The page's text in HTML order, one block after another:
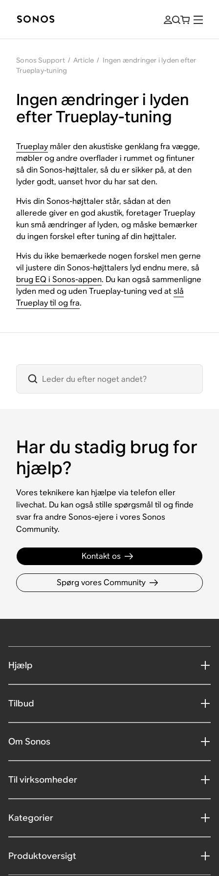
Sonos Support / Article / Ingen ændringer i lyden efter
Trueplay-tuning
Ingen ændringer i lyden
efter Trueplay-tuning
Trueplay måler den akustiske genklang fra vægge,
møbler og andre overflader i rummet og fintuner
så din Sonos-højttaler, så du er sikker på, at den
lyder godt, uanset hvor du har sat den.
Hvis din Sonos-højttaler står, sådan at den
allerede giver en god akustik, foretager Trueplay
kun små ændringer af lyden, og måske bemærker
du ingen forskel efter tuning af din højttaler.
Hvis du ikke bemærkede nogen forskel men gerne
vil justere din Sonos-højttalers lyd endnu mere, så
brug EQ i Sonos-appen. Du kan også sammenligne
lyden med og uden Trueplay-tuning ved atslå
Trueplay til og fra.
Har du stadig brug for
hjælp?
Vores teknikere kan hjælpe via telefon eller
livechat. Du kan også stille spørgsmål til og finde
svar fra andre Sonos-ejere i vores Sonos
Community.
Kontakt os
Spørg vores Community
Hjælp
Tilbud
Om Sonos
Til virksomheder
Kategorier
Produktoversigt